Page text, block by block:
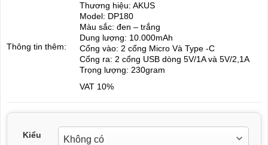
Thông tin thêm:
Thương hiệu: AKUS
Model: DP180
Màu sắc: đen – trắng
Dung lượng: 10.000mAh
Cổng vào: 2 cổng Micro Và Type -C
Cổng ra: 2 cổng USB dòng 5V/1A và 5V/2,1A
Trọng lượng: 230gram
VAT 10%
Kiểu